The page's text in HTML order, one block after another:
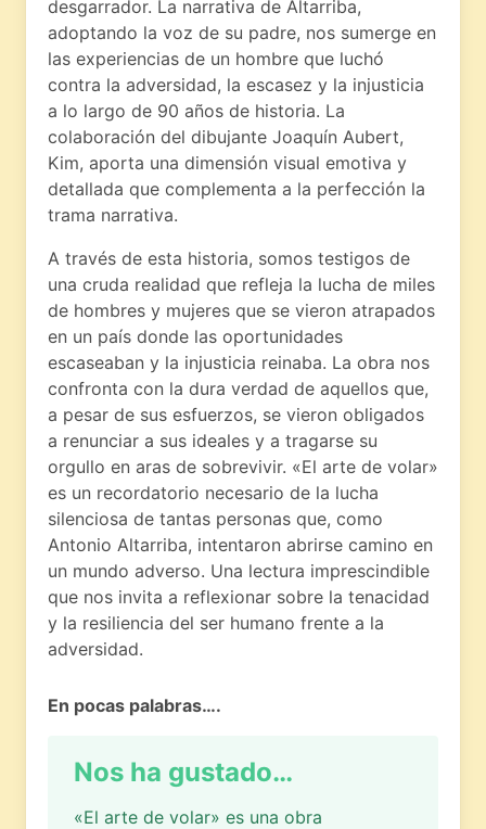
desgarrador. La narrativa de Altarriba,
adoptando la voz de su padre, nos sumerge en
las experiencias de un hombre que luchó
contra la adversidad, la escasez y la injusticia
a lo largo de 90 años de historia. La
colaboración del dibujante Joaquín Aubert,
Kim, aporta una dimensión visual emotiva y
detallada que complementa a la perfección la
trama narrativa.
A través de esta historia, somos testigos de
una cruda realidad que refleja la lucha de miles
de hombres y mujeres que se vieron atrapados
en un país donde las oportunidades
escaseaban y la injusticia reinaba. La obra nos
confronta con la dura verdad de aquellos que,
a pesar de sus esfuerzos, se vieron obligados
a renunciar a sus ideales y a tragarse su
orgullo en aras de sobrevivir. «El arte de volar»
es un recordatorio necesario de la lucha
silenciosa de tantas personas que, como
Antonio Altarriba, intentaron abrirse camino en
un mundo adverso. Una lectura imprescindible
que nos invita a reflexionar sobre la tenacidad
y la resiliencia del ser humano frente a la
adversidad.
En pocas palabras….
Nos ha gustado…
«El arte de volar» es una obra